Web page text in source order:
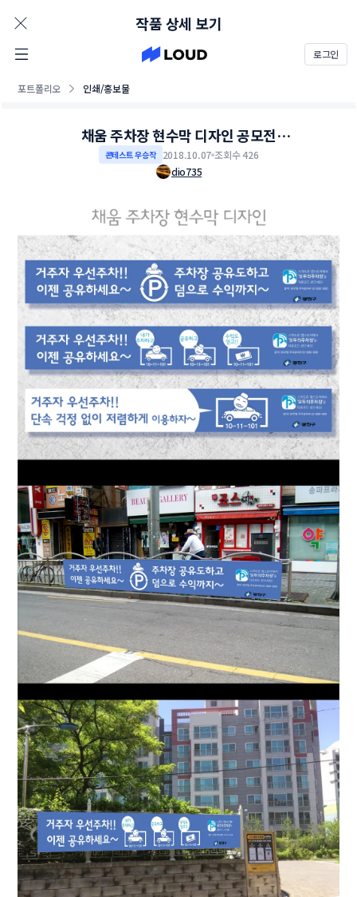
로그인
포트폴리오 인쇄/홍보물
작품 상세 보기
채움 주차장 현수막 디자인 공모전
(거주자우선주차장 공유사업)
콘테스트 우승작 2018.10.07 조회수 426
dio735